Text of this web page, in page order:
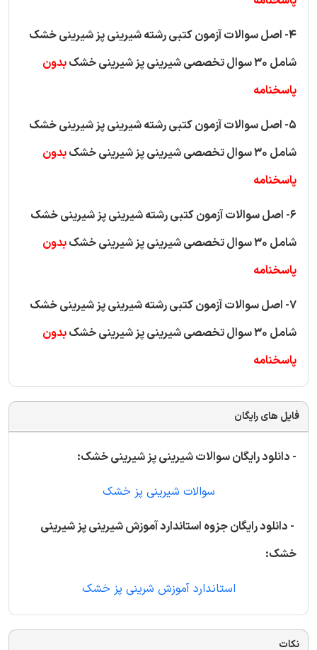
4- اصل سوالات آزمون کتبی رشته شیرینی پز شیرینی خشک
شامل 30 سوال تخصصی شیرینی پز شیرینی خشک
بدون
پاسخنامه
5- اصل سوالات آزمون کتبی رشته شیرینی پز شیرینی خشک
شامل 30 سوال تخصصی شیرینی پز شیرینی خشک
بدون
پاسخنامه
6- اصل سوالات آزمون کتبی رشته شیرینی پز شیرینی خشک
شامل 30 سوال تخصصی شیرینی پز شیرینی خشک
بدون
پاسخنامه
7- اصل سوالات آزمون کتبی رشته شیرینی پز شیرینی خشک
شامل 30 سوال تخصصی شیرینی پز شیرینی خشک
بدون
پاسخنامه
فایل های رایگان
- دانلود رایگان سوالات شیرینی پز شیرینی خشک:
سوالات شیرینی پز خشک
- دانلود رایگان جزوه استاندارد آموزش شیرینی پز شیرینی
خشک:
استاندارد آموزش شرینی پز خشک
نکات